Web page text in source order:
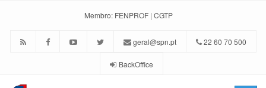
Membro: FENPROF | CGTP
geral@spn.pt 22 60 70 500
BackOffice